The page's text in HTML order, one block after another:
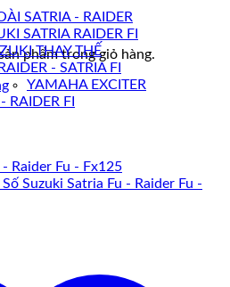
phẩm trong giỏ hàng.
SATRIA - RAIDER
SATRIA RAIDER FI
THAY THẾ
- SATRIA FI
YAMAHA EXCITER
RAIDER FI